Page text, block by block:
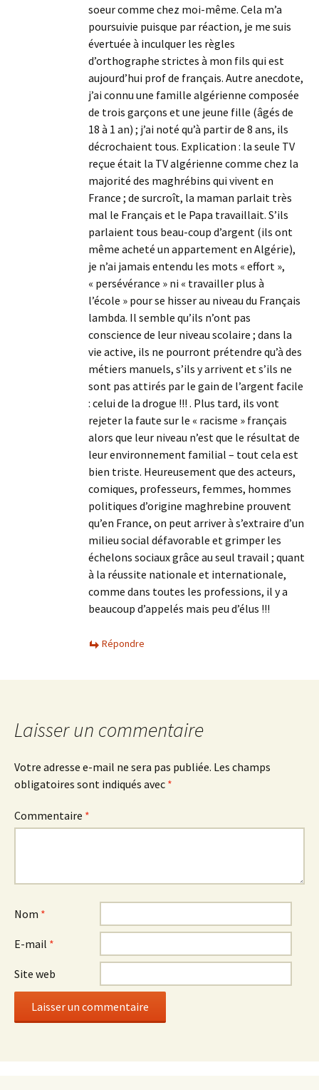
soeur comme chez moi-même. Cela m’a
poursuivie puisque par réaction, je me suis
évertuée à inculquer les règles
d’orthographe strictes à mon fils qui est
aujourd’hui prof de français. Autre anecdote,
j’ai connu une famille algérienne composée
de trois garçons et une jeune fille (âgés de
18 à 1 an) ; j’ai noté qu’à partir de 8 ans, ils
décrochaient tous. Explication : la seule TV
reçue était la TV algérienne comme chez la
majorité des maghrébins qui vivent en
France ; de surcroît, la maman parlait très
mal le Français et le Papa travaillait. S’ils
parlaient tous beau-coup d’argent (ils ont
même acheté un appartement en Algérie),
je n’ai jamais entendu les mots « effort »,
« persévérance » ni « travailler plus à
l’école » pour se hisser au niveau du Français
lambda. Il semble qu’ils n’ont pas
conscience de leur niveau scolaire ; dans la
vie active, ils ne pourront prétendre qu’à des
métiers manuels, s’ils y arrivent et s’ils ne
sont pas attirés par le gain de l’argent facile
: celui de la drogue !!! . Plus tard, ils vont
rejeter la faute sur le « racisme » français
alors que leur niveau n’est que le résultat de
leur environnement familial – tout cela est
bien triste. Heureusement que des acteurs,
comiques, professeurs, femmes, hommes
politiques d’origine maghrebine prouvent
qu’en France, on peut arriver à s’extraire d’un
milieu social défavorable et grimper les
échelons sociaux grâce au seul travail ; quant
à la réussite nationale et internationale,
comme dans toutes les professions, il y a
beaucoup d’appelés mais peu d’élus !!!
Répondre
Laisser un commentaire
Votre adresse e-mail ne sera pas publiée. Les champs
obligatoires sont indiqués avec *
Commentaire *
Nom *
E-mail *
Site web